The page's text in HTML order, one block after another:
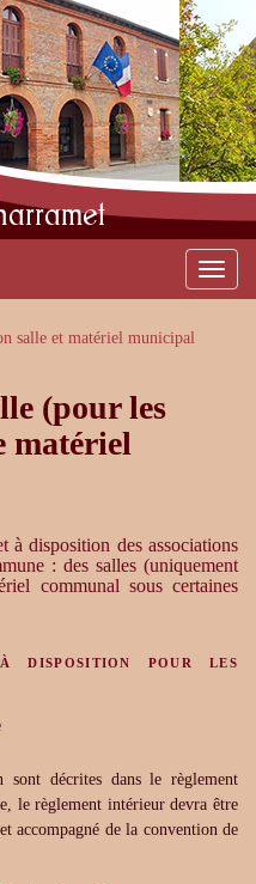
Menu
salle et matériel municipal
(pour les
matériel
à disposition des associations
: des salles (uniquement
communal sous certaines
disposition pour les
décrites dans le règlement
le règlement intérieur devra être
accompagné de la convention de